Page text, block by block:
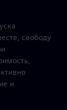
свободу
и